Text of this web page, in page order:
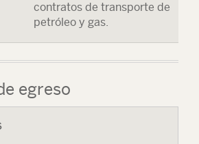
contratos de transporte de
petróleo y gas.
egreso